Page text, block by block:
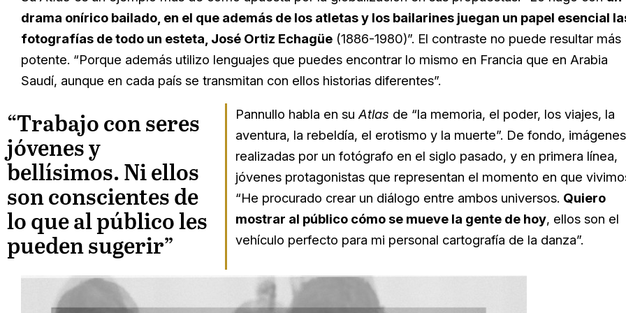
drama onírico bailado, en el que además de los atletas y los bailarines juegan un papel esencial
fotografías de todo un esteta, José Ortiz Echagüe (1886-1980)”. El contraste no puede resultar más
potente. “Porque además utilizo lenguajes que puedes encontrar lo mismo en Francia que en Arabia
Saudí, aunque en cada país se transmitan con ellos historias diferentes”.
“Trabajo con seres
jóvenes y
bellísimos. Ni ellos
son conscientes de
lo que al público les
pueden sugerir”
Pannullo habla en su Atlas de “la memoria, el poder, los viajes, la
aventura, la rebeldía, el erotismo y la muerte”. De fondo, imágenes
realizadas por un fotógrafo en el siglo pasado, y en primera línea,
jóvenes protagonistas que representan el momento en que
“He procurado crear un diálogo entre ambos universos. Quiero
mostrar al público cómo se mueve la gente de hoy, ellos son el
vehículo perfecto para mi personal cartografía de la danza”.